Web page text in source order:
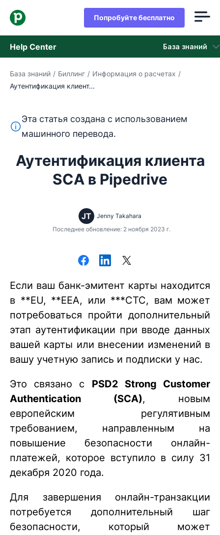
Попробуйте бесплатно
Help Center База знаний
База знаний
обращайтесь в службу поддержки
База знаний / Биллинг / Информация о расчетах /
Аутентификация клиент...
Этот текст переведен с английского языка с
Эта статья создана с использованием
машинного перевода.
Аутентификация клиента
SCA в Pipedrive
JT
Jenny Takahara
Последнее обновление: 2 ноября 2023 г.
Если ваш банк-эмитент карты находится
в **EU, **EEA, или ***CTC, вам может
потребоваться пройти дополнительный
этап аутентификации при вводе данных
вашей карты или внесении изменений в
вашу учетную запись и подписки у нас.
Это связано с PSD2 Strong Customer
Authentication (SCA), новым
европейским регулятивным
требованием, направленным на
повышение безопасности онлайн-
платежей, которое вступило в силу 31
декабря 2020 года.
Для завершения онлайн-транзакции
потребуется дополнительный шаг
безопасности, который может